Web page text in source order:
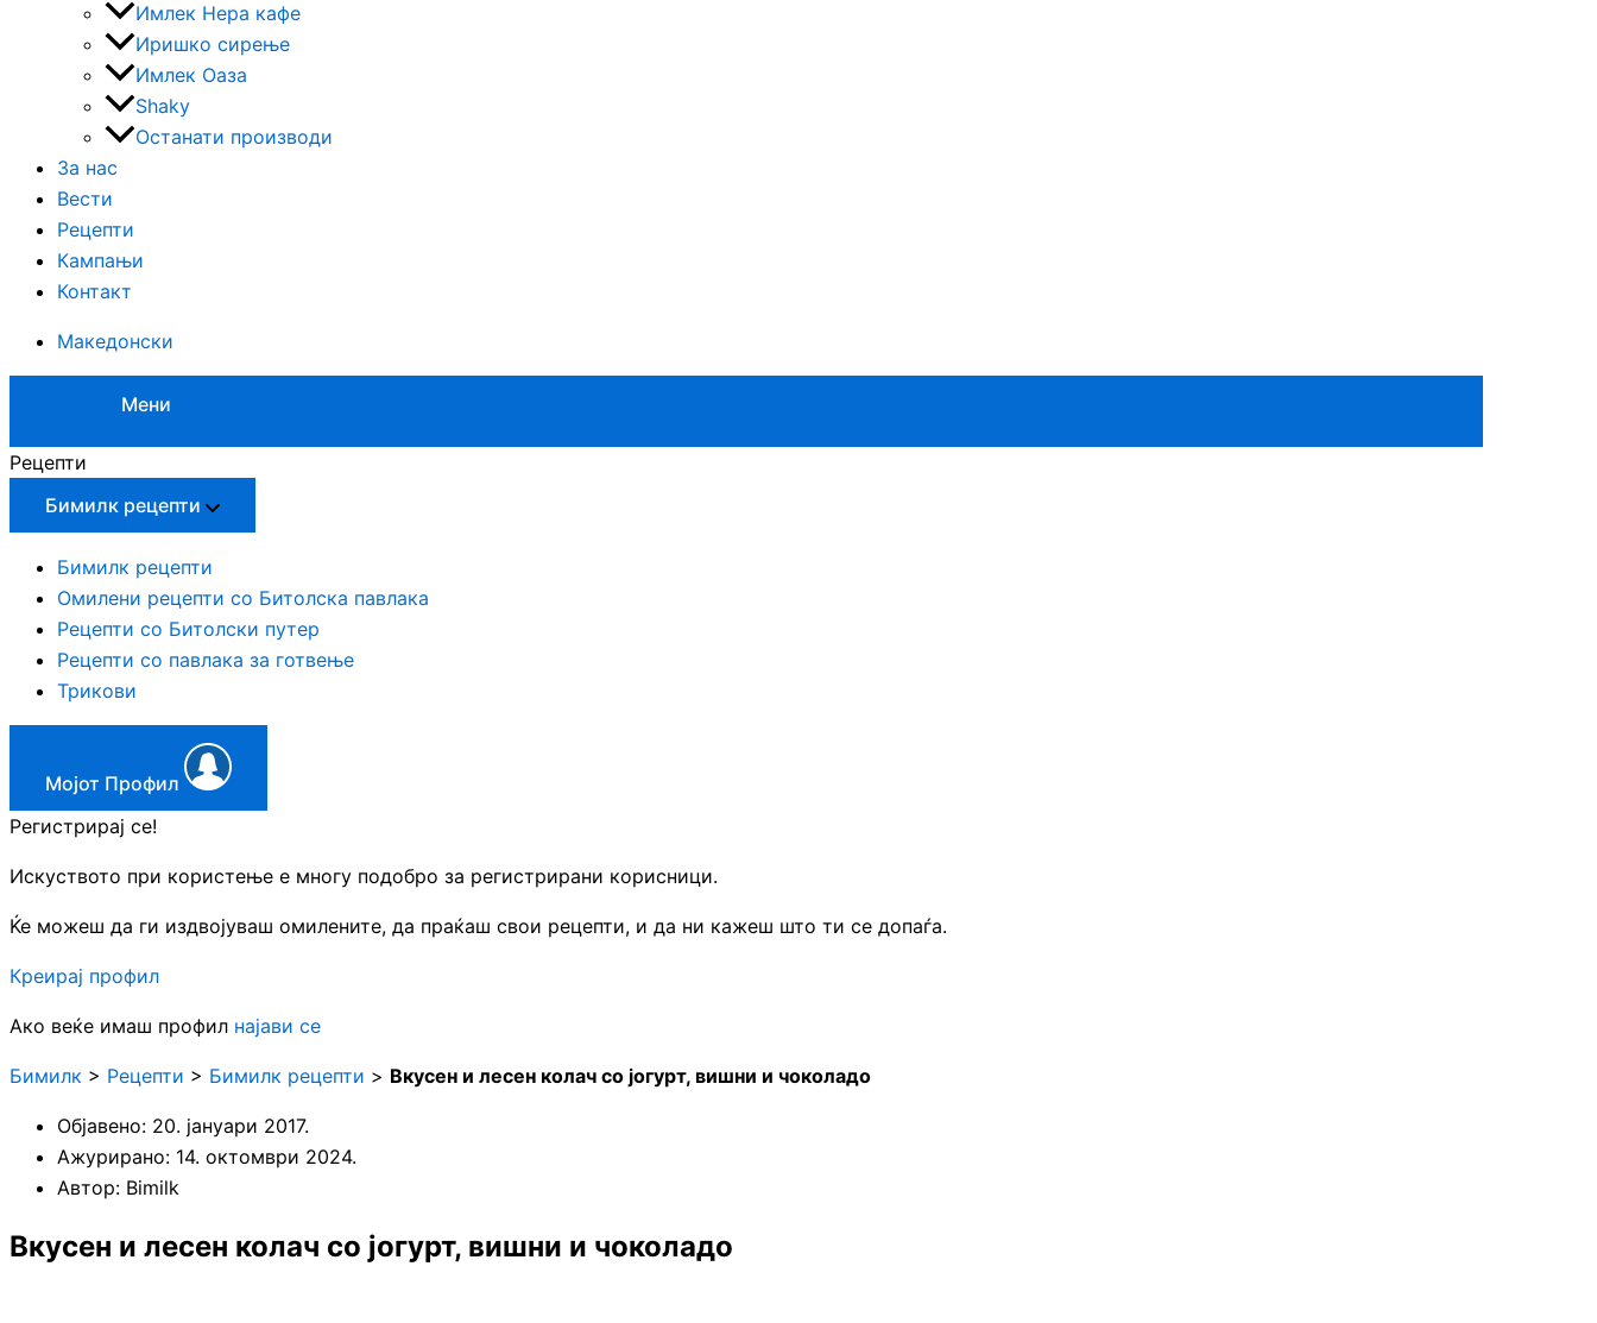
Имлек Нера кафе
Иришко сирење
Имлек Оаза
Shaky
Останати производи
За нас
Вести
Рецепти
Кампањи
Контакт
Македонски
Мени
Рецепти
Бимилк рецепти
Бимилк рецепти
Омилени рецепти со Битолска павлака
Рецепти со Битолски путер
Рецепти со павлака за готвење
Трикови
Мојот Профил
Регистрирај се!
Искуството при користење е многу подобро за регистрирани корисници.
Ќе можеш да ги издвојуваш омилените, да праќаш свои рецепти, и да ни кажеш што ти се допаѓа.
Креирај профил
Ако веќе имаш профил најави се
Бимилк > Рецепти > Бимилк рецепти > Вкусен и лесен колач со јогурт, вишни и чоколадо
Објавено: 20. јануари 2017.
Ажурирано: 14. октомври 2024.
Автор: Bimilk
Вкусен и лесен колач со јогурт, вишни и чоколадо